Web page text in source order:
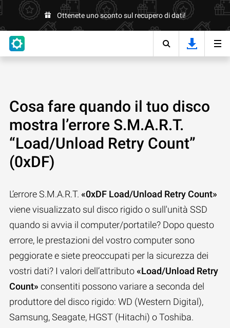
Ottenete uno sconto sul recupero di dati!
Cosa fare quando il tuo disco
mostra l’errore S.M.A.R.T.
“Load/Unload Retry Count”
(0xDF)
L’errore S.M.A.R.T. «0xDF Load/Unload Retry Count»
viene visualizzato sul disco rigido o sull'unità SSD
quando si avvia il computer/portatile? Dopo questo
errore, le prestazioni del vostro computer sono
peggiorate e siete preoccupati per la sicurezza dei
vostri dati? I valori dell’attributo«Load/Unload Retry
Count» consentiti possono variare a seconda del
produttore del disco rigido: WD (Western Digital),
Samsung, Seagate, HGST (Hitachi) o Toshiba.